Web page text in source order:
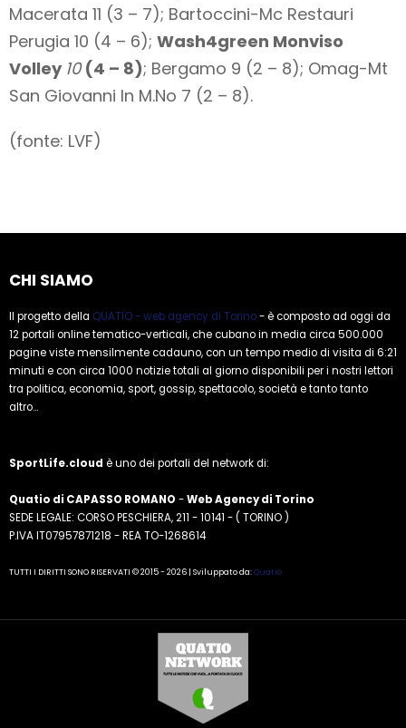
Macerata 11 (3 – 7); Bartoccini-Mc Restauri
Perugia 10 (4 – 6); Wash4green Monviso
Volley 10(4 – 8); Bergamo 9 (2 – 8); Omag-Mt
San Giovanni In M.No 7 (2 – 8).
(fonte: LVF)
CHI SIAMO
Il progetto della QUATIO - web agency di Torino- è composto ad oggi da
12 portali online tematico-verticali, che cubano in media circa 500.000
pagine viste mensilmente cadauno, con un tempo medio di visita di 6:21
minuti e con circa 1000 notizie totali al giorno disponibili per i nostri lettori
tra politica, economia, sport, gossip, spettacolo, società e tanto tanto
altro...
SportLife.cloud è uno dei portali del network di:
Quatio di CAPASSO ROMANO -Web Agency di Torino
SEDE LEGALE: CORSO PESCHIERA, 211 - 10141 - ( TORINO )
P.IVA IT07957871218 - REA TO-1268614
TUTTI I DIRITTI SONO RISERVATI © 2015 - 2026 | Sviluppato da:Quatio